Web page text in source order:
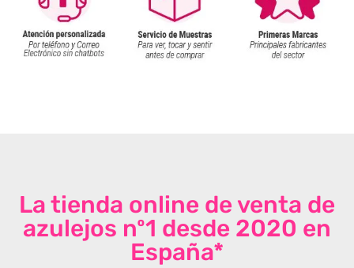
La tienda online de venta de
azulejos nº1 desde 2020 en
España*